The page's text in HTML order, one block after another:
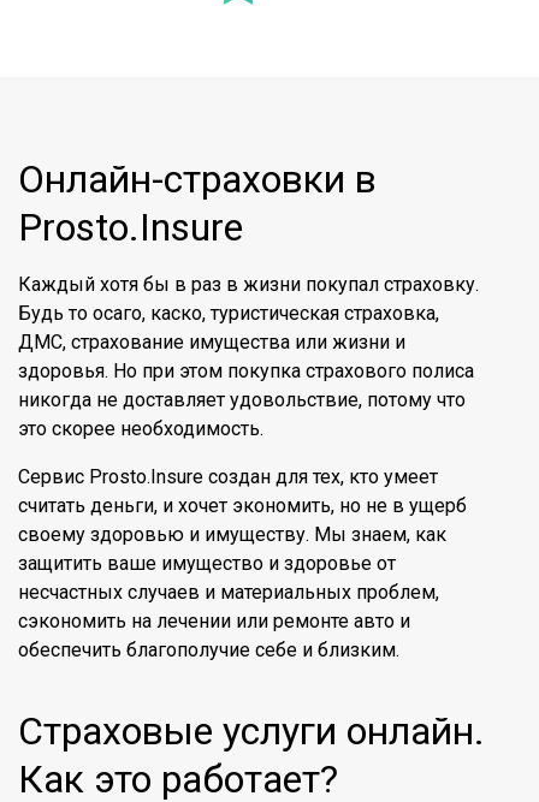
Онлайн-страховки в
Prosto.Insure
Каждый хотя бы в раз в жизни покупал страховку.
Будь то осаго, каско, туристическая страховка,
ДМС, страхование имущества или жизни и
здоровья. Но при этом покупка страхового полиса
никогда не доставляет удовольствие, потому что
это скорее необходимость.
Сервис Prosto.Insure создан для тех, кто умеет
считать деньги, и хочет экономить, но не в ущерб
своему здоровью и имуществу. Мы знаем, как
защитить ваше имущество и здоровье от
несчастных случаев и материальных проблем,
сэкономить на лечении или ремонте авто и
обеспечить благополучие себе и близким.
Страховые услуги онлайн.
Как это работает?